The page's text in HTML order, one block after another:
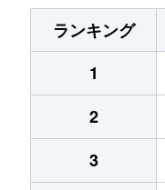
ランキング
1
2
3